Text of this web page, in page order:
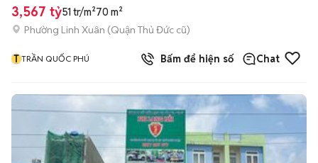
3,567 tỷ51 tr/m²70 m²
Phường Linh Xuân (Quận Thủ Đức cũ)
T TRẦN QUỐC PHÚ Bấm để hiện số Chat